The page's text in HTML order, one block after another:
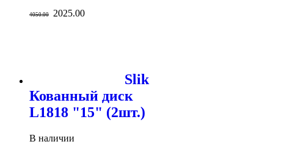
4050.00 2025.00
Slik
Кованный диск
L1818 "15" (2шт.)
В наличии